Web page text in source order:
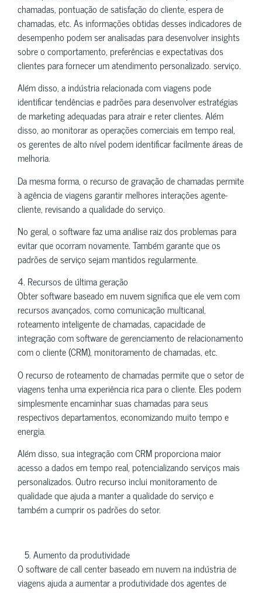
chamadas, pontuação de satisfação do cliente, espera de
chamadas, etc. As informações obtidas desses indicadores de
desempenho podem ser analisadas para desenvolver insights
sobre o comportamento, preferências e expectativas dos
clientes para fornecer um atendimento personalizado. serviço.
Além disso, a indústria relacionada com viagens pode
identificar tendências e padrões para desenvolver estratégias
de marketing adequadas para atrair e reter clientes. Além
disso, ao monitorar as operações comerciais em tempo real,
os gerentes de alto nível podem identificar facilmente áreas de
melhoria.
Da mesma forma, o recurso de gravação de chamadas permite
à agência de viagens garantir melhores interações agente-
cliente, revisando a qualidade do serviço.
No geral, o software faz uma análise raiz dos problemas para
evitar que ocorram novamente. Também garante que os
padrões de serviço sejam mantidos regularmente.
4. Recursos de última geração
Obter software baseado em nuvem significa que ele vem com
recursos avançados, como comunicação multicanal,
roteamento inteligente de chamadas, capacidade de
integração com software de gerenciamento de relacionamento
com o cliente (CRM), monitoramento de chamadas, etc.
O recurso de roteamento de chamadas permite que o setor de
viagens tenha uma experiência rica para o cliente. Eles podem
simplesmente encaminhar suas chamadas para seus
respectivos departamentos, economizando muito tempo e
energia.
Além disso, sua integração com CRM proporciona maior
acesso a dados em tempo real, potencializando serviços mais
personalizados. Outro recurso inclui monitoramento de
qualidade que ajuda a manter a qualidade do serviço e
também a cumprir os padrões do setor.
5. Aumento da produtividade
O software de call center baseado em nuvem na indústria de
viagens ajuda a aumentar a produtividade dos agentes de